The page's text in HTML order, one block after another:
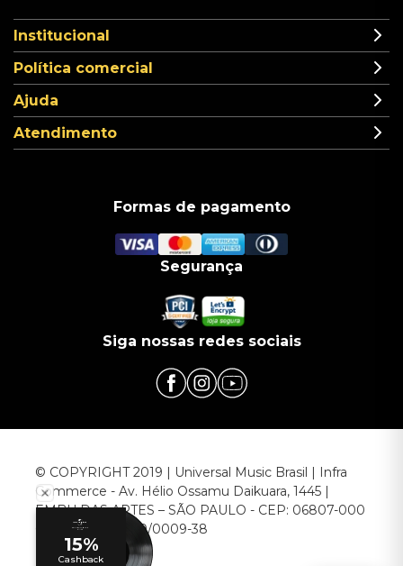
Institucional
Política comercial
Ajuda
Atendimento
Formas de pagamento
Segurança
Siga nossas redes sociais
© COPYRIGHT 2019 | Universal Music Brasil | Infra
Commerce - Av. Hélio Ossamu Daikuara, 1445 |
EMBU DAS ARTES – SÃO PAULO - CEP: 06807-000
CNPJ: 00.952.789/0009-38